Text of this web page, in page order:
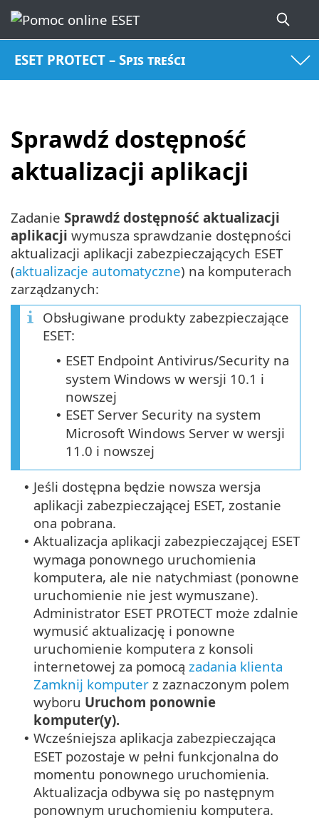
ESET PROTECT – Spis treści
Sprawdź dostępność
aktualizacji aplikacji
Zadanie Sprawdź dostępność aktualizacji
aplikacji wymusza sprawdzanie dostępności
aktualizacji aplikacji zabezpieczających ESET
(aktualizacje automatyczne) na komputerach
zarządzanych:
Obsługiwane produkty zabezpieczające
ESET:
• ESET Endpoint Antivirus/Security na
system Windows w wersji 10.1 i
nowszej
• ESET Server Security na system
Microsoft Windows Server w wersji
11.0 i nowszej
• Jeśli dostępna będzie nowsza wersja
aplikacji zabezpieczającej ESET, zostanie
ona pobrana.
• Aktualizacja aplikacji zabezpieczającej ESET
wymaga ponownego uruchomienia
komputera, ale nie natychmiast (ponowne
uruchomienie nie jest wymuszane).
Administrator ESET PROTECT może zdalnie
wymusić aktualizację i ponowne
uruchomienie komputera z konsoli
internetowej za pomocą zadania klienta
Zamknij komputer z zaznaczonym polem
wyboru Uruchom ponownie
komputer(y).
• Wcześniejsza aplikacja zabezpieczająca
ESET pozostaje w pełni funkcjonalna do
momentu ponownego uruchomienia.
Aktualizacja odbywa się po następnym
ponownym uruchomieniu komputera.